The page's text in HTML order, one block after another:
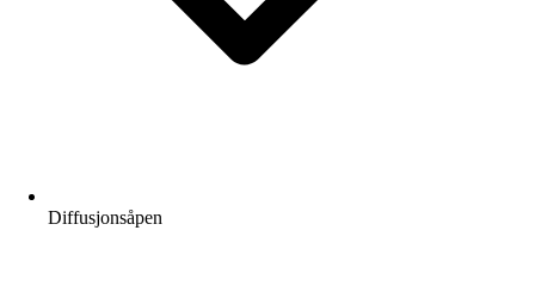
Diffusjonsåpen